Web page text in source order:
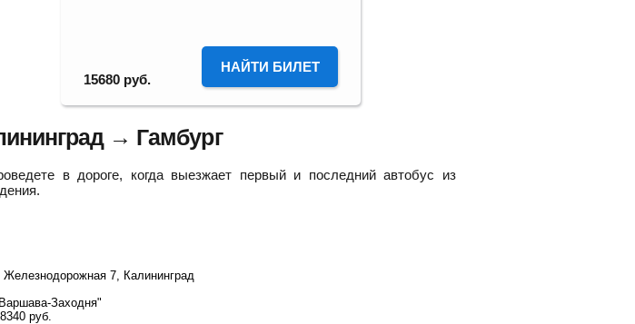
15680 руб.
НАЙТИ БИЛЕТ
→ Гамбург
в дороге, когда выезжает первый и последний автобус из
Железнодорожная 7, Калининград
Заходня"
руб.